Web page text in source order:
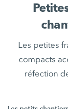
Les petites
compacts
réfection